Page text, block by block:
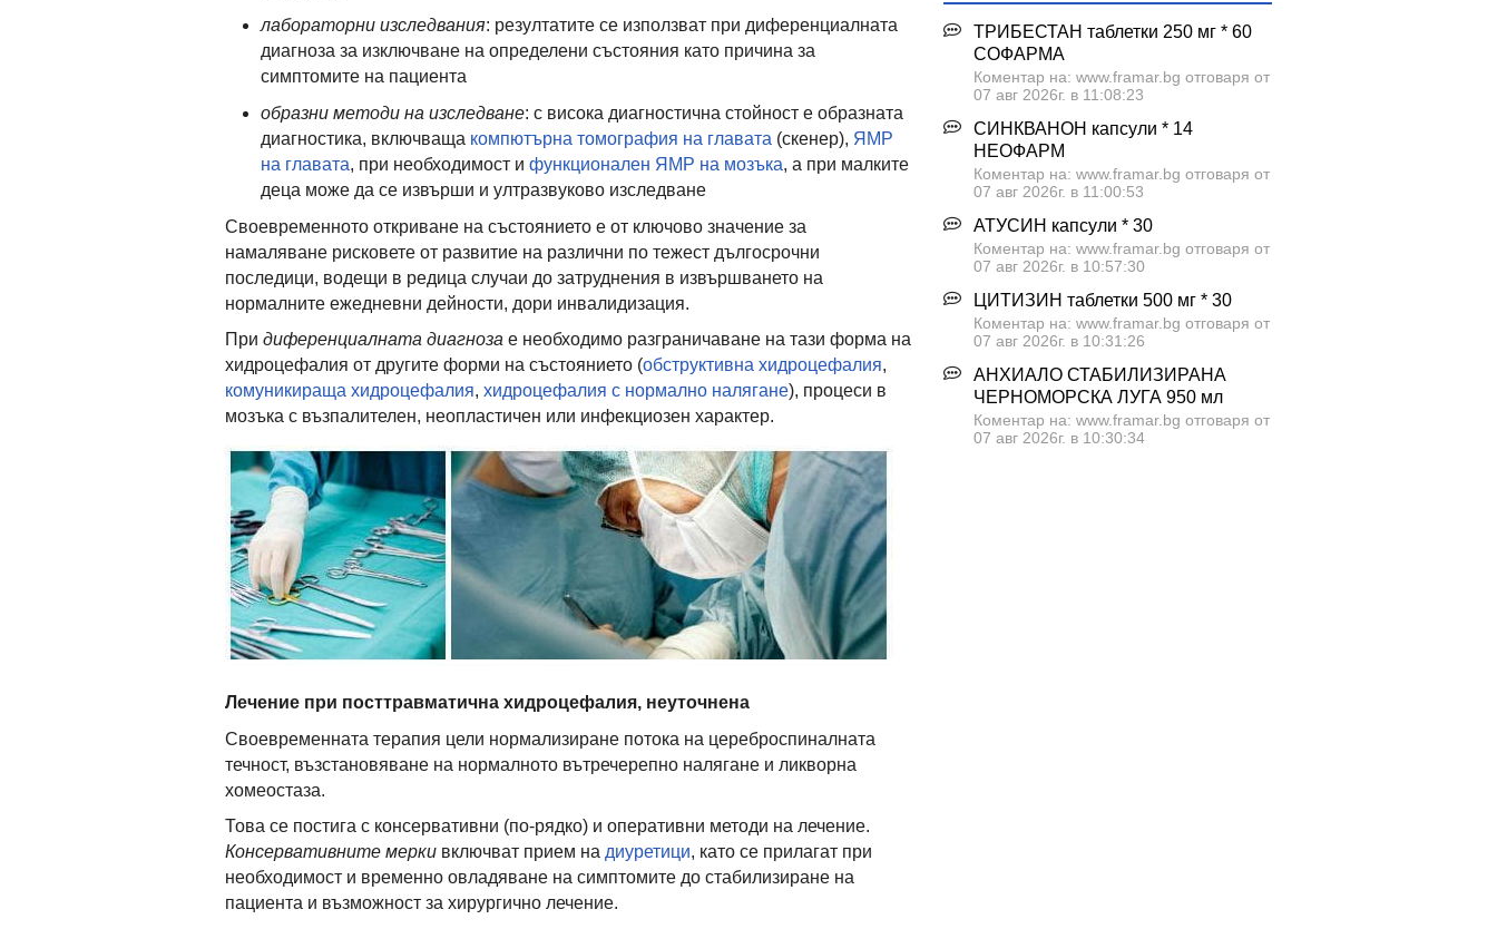
лабораторни изследвания: резултатите се използват при диференциалната
диагноза за изключване на определени състояния като причина за
симптомите на пациента
образни методи на изследване: с висока диагностична стойност е образната
диагностика, включваща компютърна томография на главата (скенер), ЯМР
на главата, при необходимост и функционален ЯМР на мозъка, а при малките
деца може да се извърши и ултразвуково изследване
Своевременното откриване на състоянието е от ключово значение за
намаляване рисковете от развитие на различни по тежест дългосрочни
последици, водещи в редица случаи до затруднения в извършването на
нормалните ежедневни дейности, дори инвалидизация.
При диференциалната диагноза е необходимо разграничаване на тази форма на
хидроцефалия от другите форми на състоянието (обструктивна хидроцефалия,
комуникираща хидроцефалия, хидроцефалия с нормално налягане), процеси в
мозъка с възпалителен, неопластичен или инфекциозен характер.
Лечение при посттравматична хидроцефалия, неуточнена
Своевременната терапия цели нормализиране потока на цереброспиналната
течност, възстановяване на нормалното вътречерепно налягане и ликворна
хомеостаза.
Това се постига с консервативни (по-рядко) и оперативни методи на лечение.
Консервативните мерки включват прием на диуретици, като се прилагат при
необходимост и временно овладяване на симптомите до стабилизиране на
пациента и възможност за хирургично лечение.
ТРИБЕСТАН таблетки 250 мг * 60
СОФАРМА
Коментар на: www.framar.bg отговаря от
07 авг 2026г. в 11:08:23
СИНКВАНОН капсули * 14
НЕОФАРМ
Коментар на: www.framar.bg отговаря от
07 авг 2026г. в 11:00:53
АТУСИН капсули * 30
Коментар на: www.framar.bg отговаря от
07 авг 2026г. в 10:57:30
ЦИТИЗИН таблетки 500 мг * 30
Коментар на: www.framar.bg отговаря от
07 авг 2026г. в 10:31:26
АНХИАЛО СТАБИЛИЗИРАНА
ЧЕРНОМОРСКА ЛУГА 950 мл
Коментар на: www.framar.bg отговаря от
07 авг 2026г. в 10:30:34